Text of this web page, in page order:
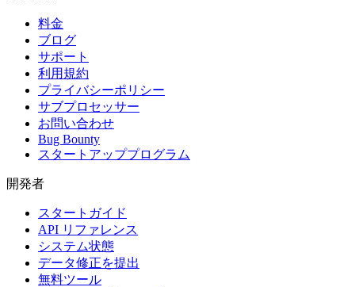
料金
ブログ
サポート
利用規約
プライバシーポリシー
サブプロセッサー
お問い合わせ
Bug Bounty
スタートアッププログラム
開発者
スタートガイド
API リファレンス
システム状態
データ修正を提出
無料ツール